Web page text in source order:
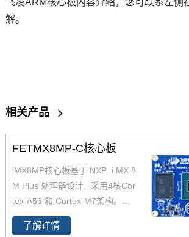
飞凌ARM核心板内容介绍，您可联系左侧
解。
相关产品 >
FETMX8MP-C核心板
iMX8MP核心板基于 NXP i.MX 8
M Plus 处理器设计, 采用4核Cor
tex-A53 和 Cortex-M7架构。支
持双千兆网口，iMX8MP性能强
劲最高运行速率可达2.3TOPS，
了解详情